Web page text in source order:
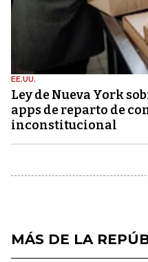
EE.UU.
Ley de Nueva York
apps de reparto de
inconstitucional
MÁS DE LA